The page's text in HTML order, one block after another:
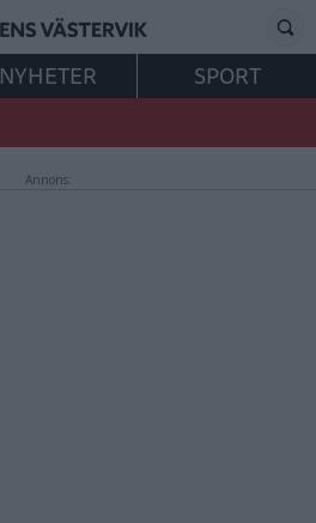
NYHETER
SPORT
Annons: